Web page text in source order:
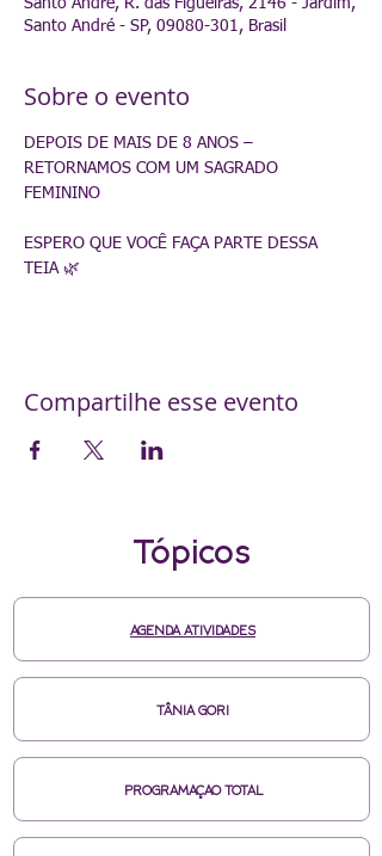
Santo André, R. das Figueiras, 2146 - Jardim,
Santo André - SP, 09080-301, Brasil
Sobre o evento
DEPOIS DE MAIS DE 8 ANOS –
RETORNAMOS COM UM SAGRADO
FEMININO
ESPERO QUE VOCÊ FAÇA PARTE DESSA
TEIA 🌿
Compartilhe esse evento
Tópicos
AGENDA ATIVIDADES
TÂNIA GORI
PROGRAMAÇAO TOTAL